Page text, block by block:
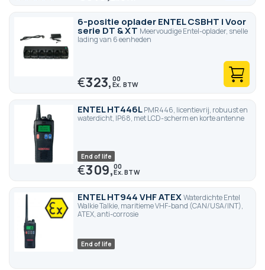
100 100
6-positie oplader ENTEL CSBHT | Voor
serie DT & XT Meervoudige Entel-oplader, snelle
lading van 6 eenheden
€323,00
ENTEL HT446LPMR446, licentievrij, robuust en
waterdicht, IP68, met LCD-scherm en korte antenne
End of life
€309,00
ENTEL HT944 VHF ATEXWaterdichte Entel
Walkie Talkie, maritieme VHF-band (CAN/USA/INT),
ATEX, anti-corrosie
End of life